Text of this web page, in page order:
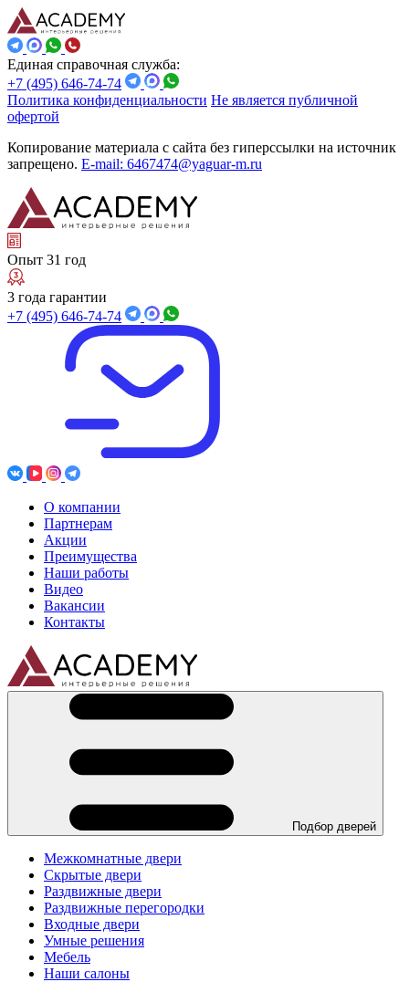
Единая справочная служба:
+7 (495) 646-74-74
Политика конфиденциальности Не является публичной
офертой
Копирование материала с сайта без гиперссылки на источник
запрещено. E-mail: 6467474@yaguar-m.ru
Опыт 31 год
3 года гарантии
+7 (495) 646-74-74
О компании
Партнерам
Акции
Преимущества
Наши работы
Видео
Вакансии
Контакты
Подбор дверей
Межкомнатные двери
Скрытые двери
Раздвижные двери
Раздвижные перегородки
Входные двери
Умные решения
Мебель
Наши салоны